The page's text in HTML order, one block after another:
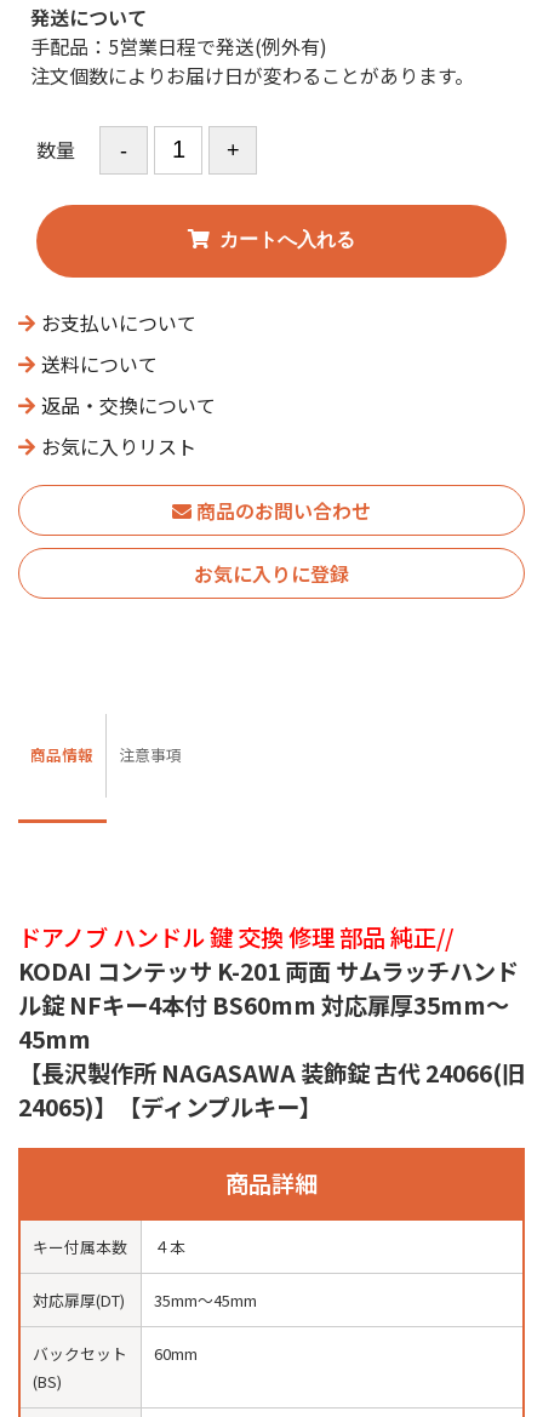
発送について
手配品：5営業日程で発送(例外有)
注文個数によりお届け日が変わることがあります。
数量
お支払いについて
送料について
返品・交換について
お気に入りリスト
商品のお問い合わせ
お気に入りに登録
商品情報 注意事項
ドアノブ ハンドル 鍵 交換 修理 部品 純正//
KODAI コンテッサ K-201 両面 サムラッチハンド
ル錠 NFキー4本付 BS60mm 対応扉厚35mm〜
45mm
【長沢製作所 NAGASAWA 装飾錠 古代 24066(旧
24065)】【ディンプルキー】
商品詳細
キー付属本数 ４本
対応扉厚(DT) 35mm〜45mm
バックセット
(BS)
60mm